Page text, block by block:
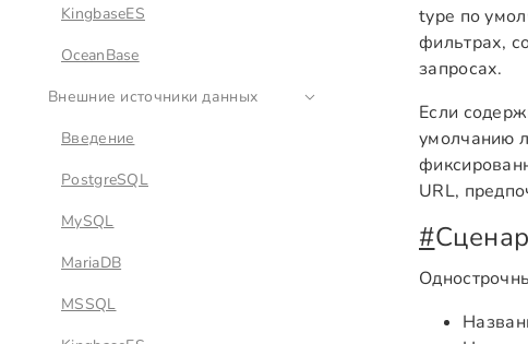
KingbaseES
OceanBase
Внешние источники данных
Введение
PostgreSQL
MySQL
MariaDB
MSSQL
type по
фильтрах,
запросах.
Если
умолчанию
URL,
#